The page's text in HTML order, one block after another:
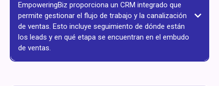
EmpoweringBiz proporciona un CRM integrado que
permite gestionar el flujo de trabajo y la canalización
de ventas. Esto incluye seguimiento de dónde están
los leads y en qué etapa se encuentran en el embudo
de ventas.